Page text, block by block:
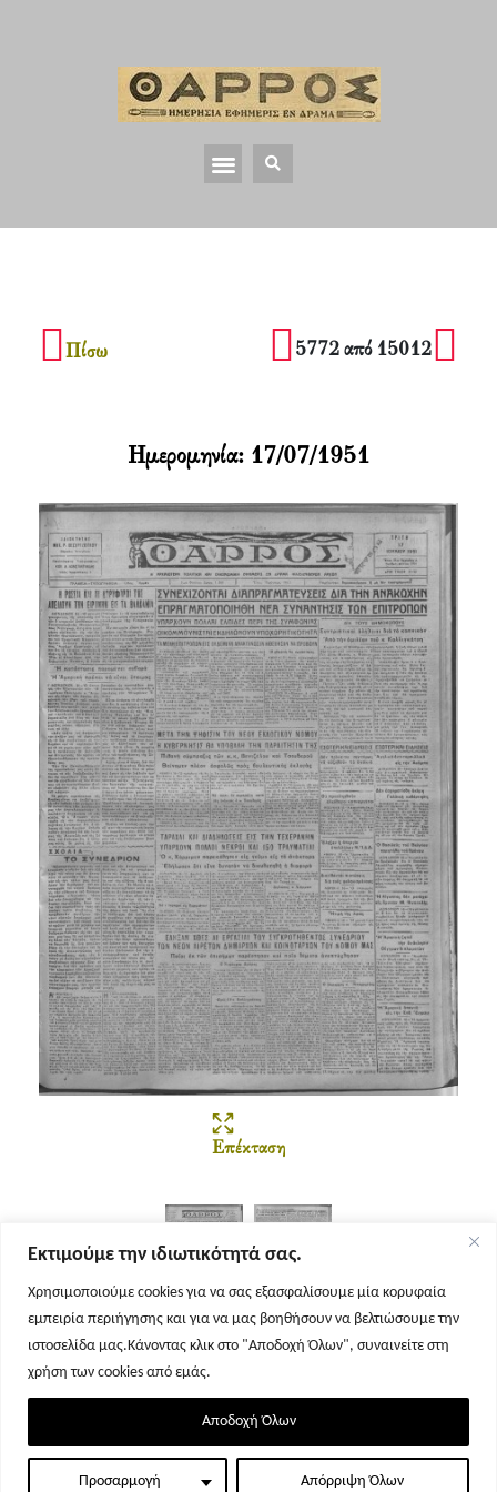
Εκτιμούμε την ιδιωτικότητά σας.
Χρησιμοποιούμε cookies για να σας εξασφαλίσουμε μία κορυφαία
εμπειρία περιήγησης και για να μας βοηθήσουν να βελτιώσουμε την
ιστοσελίδα μας.Κάνοντας κλικ στο "Αποδοχή Όλων", συναινείτε στη
χρήση των cookies από εμάς.
Προσαρμογή Απόρριψη Όλων
Αποδοχή Όλων
Πίσω 5772 από 15012
Επέκταση
Σελίδα 1 Σελίδα 2
Ημερομηνία: 17/07/1951